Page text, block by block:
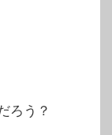
ろう？